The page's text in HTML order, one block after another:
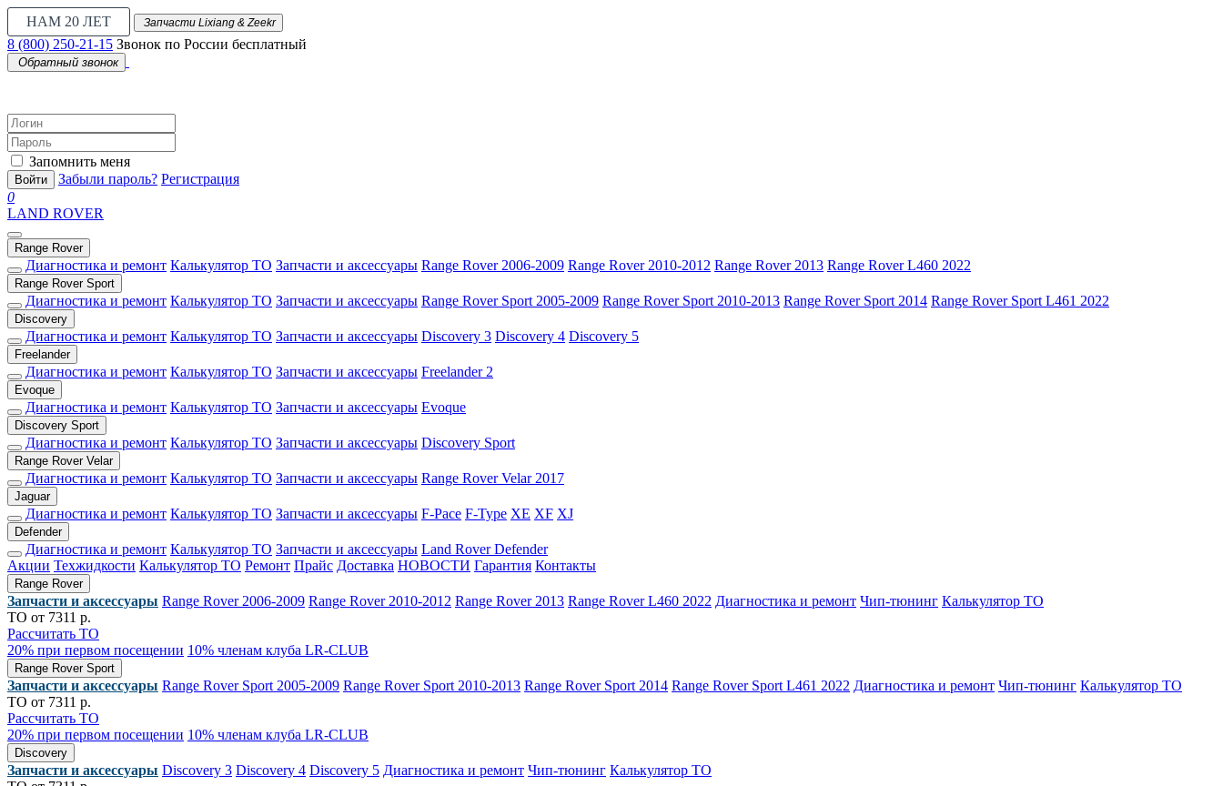
НАМ 20 ЛЕТ Запчасти Lixiang & Zeekr
8 (800) 250-21-15 Звонок по России бесплатный
Обратный звонок
Запомнить меня
Войти Забыли пароль? Регистрация
0
LAND ROVER
Range Rover
Диагностика и ремонт Калькулятор ТО Запчасти и аксессуары Range Rover 2006-2009 Range Rover 2010-2012 Range Rover 2013 Range Rover L460 2022
Range Rover Sport
Диагностика и ремонт Калькулятор ТО Запчасти и аксессуары Range Rover Sport 2005-2009 Range Rover Sport 2010-2013 Range Rover Sport 2014 Range Rover Sport L461 2022
Discovery
Диагностика и ремонт Калькулятор ТО Запчасти и аксессуары Discovery 3 Discovery 4 Discovery 5
Freelander
Диагностика и ремонт Калькулятор ТО Запчасти и аксессуары Freelander 2
Evoque
Диагностика и ремонт Калькулятор ТО Запчасти и аксессуары Evoque
Discovery Sport
Диагностика и ремонт Калькулятор ТО Запчасти и аксессуары Discovery Sport
Range Rover Velar
Диагностика и ремонт Калькулятор ТО Запчасти и аксессуары Range Rover Velar 2017
Jaguar
Диагностика и ремонт Калькулятор ТО Запчасти и аксессуары F-Pace F-Type XE XF XJ
Defender
Диагностика и ремонт Калькулятор ТО Запчасти и аксессуары Land Rover Defender
Акции Техжидкости Калькулятор ТО Ремонт Прайс Доставка НОВОСТИ Гарантия Контакты
Range Rover
Запчасти и аксессуары Range Rover 2006-2009 Range Rover 2010-2012 Range Rover 2013 Range Rover L460 2022 Диагностика и ремонт Чип-тюнинг Калькулятор ТО
ТО от 7311 р.
Рассчитать ТО
20% при первом посещении 10% членам клуба LR-CLUB
Range Rover Sport
Запчасти и аксессуары Range Rover Sport 2005-2009 Range Rover Sport 2010-2013 Range Rover Sport 2014 Range Rover Sport L461 2022 Диагностика и ремонт Чип-тюнинг Калькулятор ТО
ТО от 7311 р.
Рассчитать ТО
20% при первом посещении 10% членам клуба LR-CLUB
Discovery
Запчасти и аксессуары Discovery 3 Discovery 4 Discovery 5 Диагностика и ремонт Чип-тюнинг Калькулятор ТО